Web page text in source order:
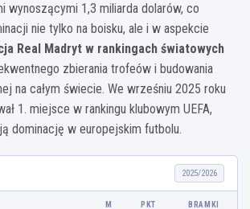
wynoszącymi 1,3 miliarda dolarów, co
nie tylko na boisku, ale i w aspekcie
Real Madryt w rankingach światowych
zbierania trofeów i budowania
na całym świecie. We wrześniu 2025 roku
1. miejsce w rankingu klubowym UEFA,
dominację w europejskim futbolu.
2025/2026
M PKT BRAMKI